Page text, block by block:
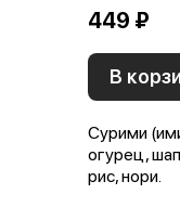
449 ₽
В
Сурими
огурец,
рис, нори.